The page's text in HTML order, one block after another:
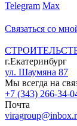
Telegram Max
Связаться со
г.Екатеринбург
ул. Шаумяна 87
Мы всегда на
+7 (343) 266-34-
Почта